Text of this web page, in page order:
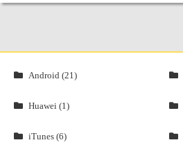
Android (21)
Huawei (1)
iTunes (6)